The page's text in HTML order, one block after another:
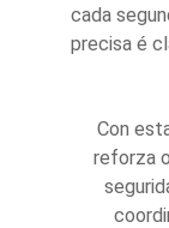
cada
precisa é
Con
reforza